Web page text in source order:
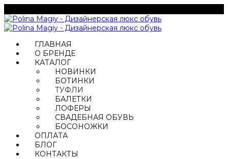
ГЛАВНАЯ
О БРЕНДЕ
КАТАЛОГ
НОВИНКИ
БОТИНКИ
ТУФЛИ
БАЛЕТКИ
ЛОФЕРЫ
СВАДЕБНАЯ ОБУВЬ
БОСОНОЖКИ
ОПЛАТА
БЛОГ
КОНТАКТЫ